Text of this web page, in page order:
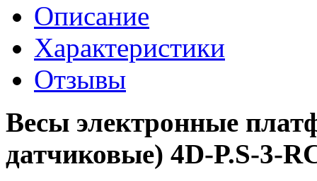
Описание
Характеристики
Отзывы
Весы электронные
датчиковые) 4D-P.S-3-